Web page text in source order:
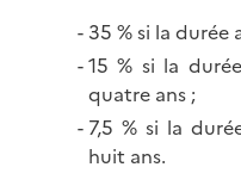
35 % si la durée
15 % si la
quatre ans ;
7,5 % si la
huit ans.